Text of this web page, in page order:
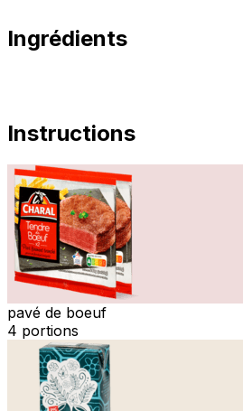
Ingrédients
Instructions
pavé de boeuf
4 portions